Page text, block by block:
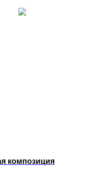
композиция